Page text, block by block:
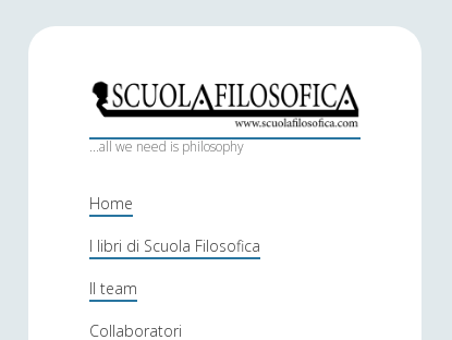
S
c
o
l
a
...all we need is philosophy
Home
I libri di Scuola Filosofica
Il team
Collaboratori